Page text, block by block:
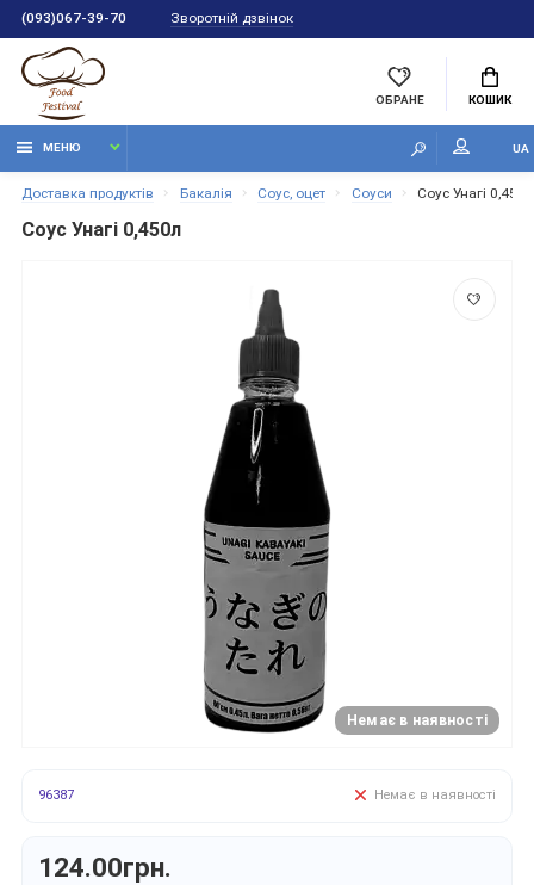
(093)067-39-70 Зворотній дзвінок
ОБРАНЕ КОШИК
МЕНЮ UA
Доставка продуктів Бакалія Соус, оцет Соуси Соус Унагі 0,450л
Соус Унагі 0,450л
Немає в наявності
96387 Немає в наявності
124.00грн.